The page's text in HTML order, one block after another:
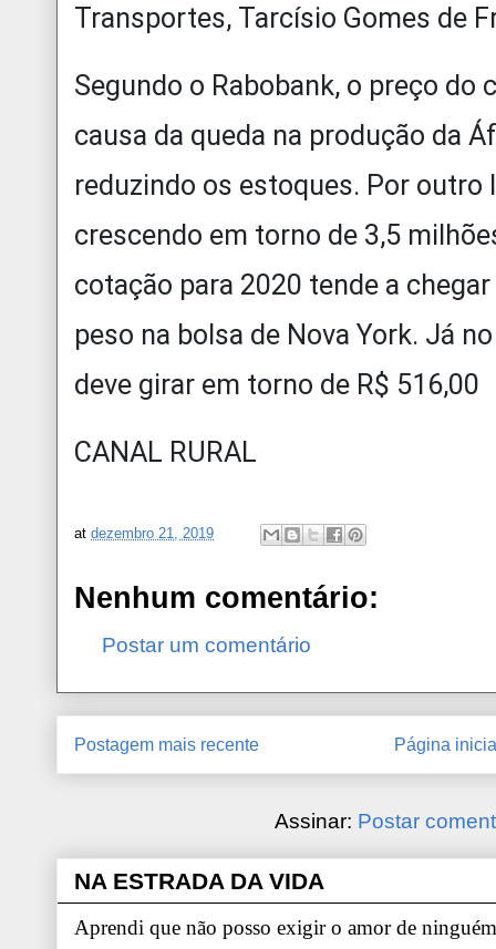
Transportes, Tarcísio Gomes de
Segundo o Rabobank, o preço do
causa da queda na produção da
reduzindo os estoques. Por outro
crescendo em torno de 3,5
cotação para 2020 tende a
peso na bolsa de Nova York. Já
deve girar em torno de R$ 516,00
CANAL RURAL
at dezembro 21, 2019
Nenhum comentário:
Postar um comentário
Postagem mais recente Página
Assinar: Postar
NA ESTRADA DA VIDA
Aprendi que não posso exigir o amor de